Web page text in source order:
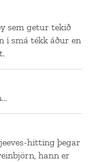
sem getur tekið
í smá tékk áður en
hitting þegar
hann er